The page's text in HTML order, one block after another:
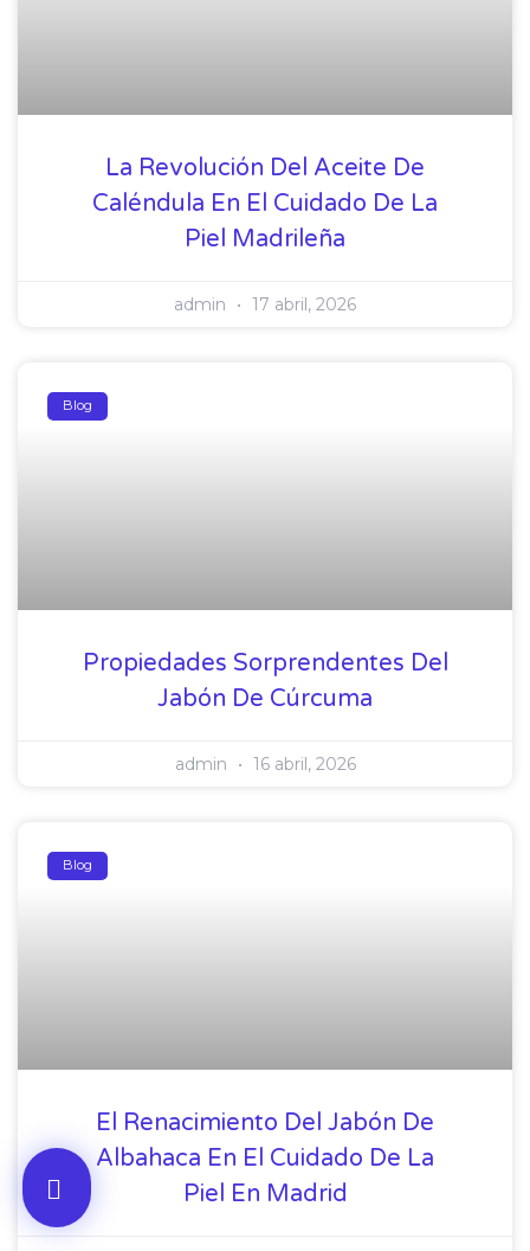
La Revolución Del Aceite De
Caléndula En El Cuidado De La
Piel Madrileña
admin 17 abril, 2026
Blog
Propiedades Sorprendentes Del
Jabón De Cúrcuma
admin 16 abril, 2026
Blog
El Renacimiento Del Jabón De
Albahaca En El Cuidado De La
Piel En Madrid